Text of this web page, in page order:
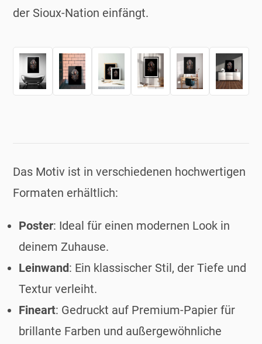
der Sioux-Nation einfängt.
Das Motiv ist in verschiedenen hochwertigen
Formaten erhältlich:
Poster: Ideal für einen modernen Look in
deinem Zuhause.
Leinwand: Ein klassischer Stil, der Tiefe und
Textur verleiht.
Fineart: Gedruckt auf Premium-Papier für
brillante Farben und außergewöhnliche